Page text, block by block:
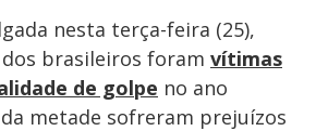
nesta terça-feira (25),
brasileiros foram vítimas
de golpe no ano
metade sofreram prejuízos